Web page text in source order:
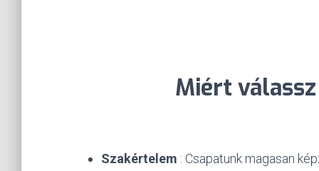
Miért
Szakértelem : Csapatunk magasan